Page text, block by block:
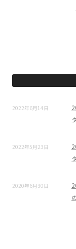
2022年6月14日
2022年5月23日
2020年6月30日